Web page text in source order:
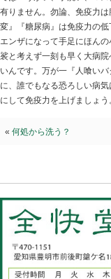
翔んでも3分、歩い
菌』という名前を
菌薬で治る病気で
ります。しかし何
す。菌が小さな傷
います。何故、今
『インフルエンザ
えてしまう結果が
ては「うがい、手
有りません。勿論
変』『糖尿病』は
エンザになって手